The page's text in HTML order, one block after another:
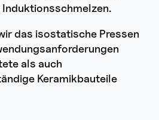
das isostatische Pressen
als auch
Keramikbauteile